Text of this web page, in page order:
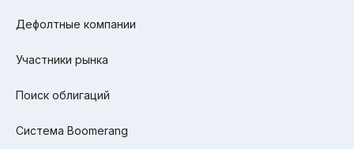
Дефолтные компании
Участники рынка
Поиск облигаций
Система Boomerang